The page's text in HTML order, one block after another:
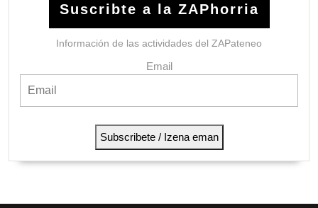
Suscribte a la ZAPhorria
Información de las actividades del ZAPateneo
Email
Subscribete / Izena eman